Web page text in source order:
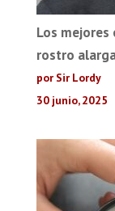
Los
rostro
por Sir Lordy
30 junio, 2025